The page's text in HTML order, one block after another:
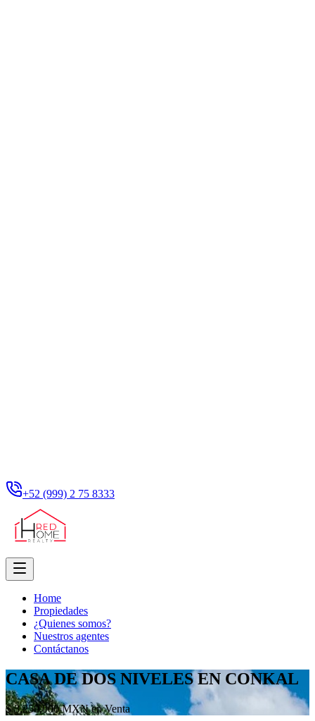
+52 (999) 2 75 8333
Home
Propiedades
¿Quienes somos?
Nuestros agentes
Contáctanos
CASA DE DOS NIVELES EN CONKAL
$ 3,250,000 MXN en Venta